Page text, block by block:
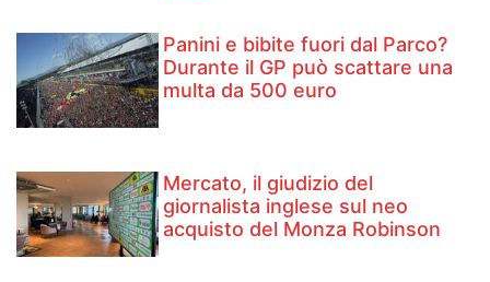
Panini e bibite fuori dal Parco?
Durante il GP può scattare una
multa da 500 euro
Mercato, il giudizio del
giornalista inglese sul neo
acquisto del Monza Robinson